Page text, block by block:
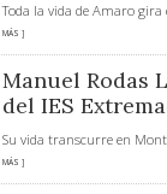
Toda la vida de Amaro
MÁS ]
Manuel Rodas
del IES
Su vida transcurre en
MÁS ]